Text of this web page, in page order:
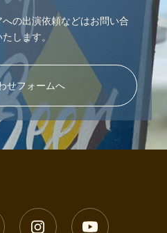
の出演依頼などはお問い合
します。
せフォームへ